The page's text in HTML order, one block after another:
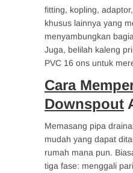
fitting, kopling,
khusus lainnya yang
menyambungkan
Juga, belilah kaleng
PVC 16 ons untuk
Cara
Downspout
Memasang pipa
mudah yang dapat
rumah mana pun.
tiga fase: menggali